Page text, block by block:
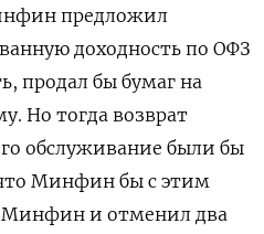
предложил
доходность по ОФЗ
продал бы бумаг на
Но тогда возврат
обслуживание были бы
Минфин бы с этим
Минфин и отменил два